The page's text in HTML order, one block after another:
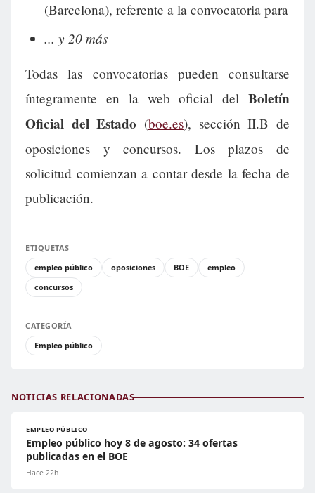
(Barcelona), referente a la convocatoria para
... y 20 más
Todas las convocatorias pueden consultarse
íntegramente en la web oficial del Boletín
Oficial del Estado (boe.es), sección II.B de
oposiciones y concursos. Los plazos de
solicitud comienzan a contar desde la fecha de
publicación.
ETIQUETAS
empleo público
oposiciones BOE
empleo
concursos
CATEGORÍA
Empleo público
NOTICIAS RELACIONADAS
EMPLEO PÚBLICO
Empleo público hoy 8 de agosto: 34 ofertas
publicadas en el BOE
Hace 22h